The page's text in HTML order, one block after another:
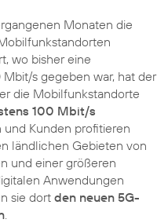
Monaten die
wo bisher eine
s gegeben war, hat der
die Mobilfunkstandorte
100 Mbit/s
Kunden profitieren
ländlichen Gebieten von
und einer größeren
Anwendungen
sie dort den neuen 5G-
.